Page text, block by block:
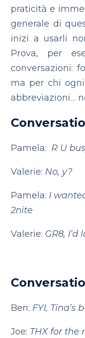
praticità e
generale di
inizi a usarli
Prova, per
conversazioni:
ma per chi
abbreviazioni…
Pamela: R U
Valerie: No, y?
Pamela: I
2nite
Valerie: GR8, I’d
Ben: FYI, Tina’s
Joe: THX for the